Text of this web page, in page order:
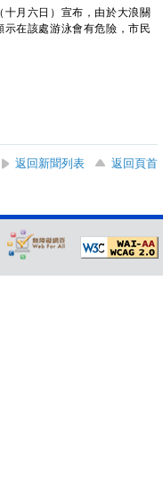
月六日）宣布，由於大浪關
在該處游泳會有危險，市民
返回新聞列表
返回頁首